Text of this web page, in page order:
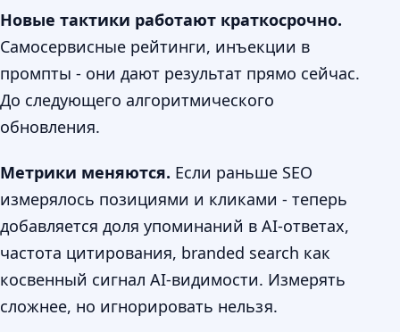
Новые тактики работают краткосрочно.
Самосервисные рейтинги, инъекции в
промпты - они дают результат прямо сейчас.
До следующего алгоритмического
обновления.
Метрики меняются. Если раньше SEO
измерялось позициями и кликами - теперь
добавляется доля упоминаний в AI-ответах,
частота цитирования, branded search как
косвенный сигнал AI-видимости. Измерять
сложнее, но игнорировать нельзя.